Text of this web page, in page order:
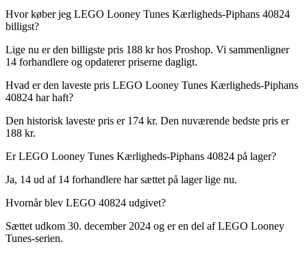
Hvor køber jeg LEGO Looney Tunes Kærligheds-Piphans 40824
billigst?
Lige nu er den billigste pris 188 kr hos Proshop. Vi sammenligner
14 forhandlere og opdaterer priserne dagligt.
Hvad er den laveste pris LEGO Looney Tunes Kærligheds-Piphans
40824 har haft?
Den historisk laveste pris er 174 kr. Den nuværende bedste pris er
188 kr.
Er LEGO Looney Tunes Kærligheds-Piphans 40824 på lager?
Ja, 14 ud af 14 forhandlere har sættet på lager lige nu.
Hvornår blev LEGO 40824 udgivet?
Sættet udkom 30. december 2024 og er en del af LEGO Looney
Tunes-serien.